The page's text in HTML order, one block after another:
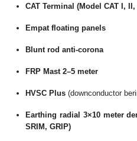
CAT Terminal (Model CAT I, II,
Empat floating panels
Blunt rod anti-corona
FRP Mast 2–5 meter
HVSC Plus (downconductor
Earthing radial 3×10 meter
SRIM, GRIP)